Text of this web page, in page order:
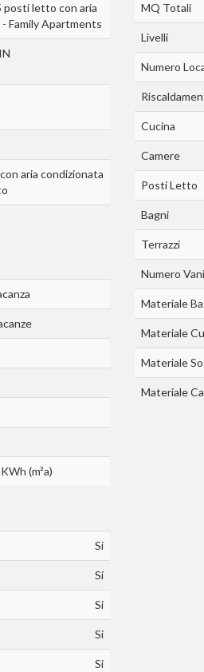
letto con aria
Family Apartments
aria condizionata
(m²a)
Si
Si
Si
Si
Si
MQ Totali
Livelli
Numero
Cucina
Camere
Posti Letto
Bagni
Terrazzi
Numero Vani
Materiale
Materiale
Materiale
Materiale